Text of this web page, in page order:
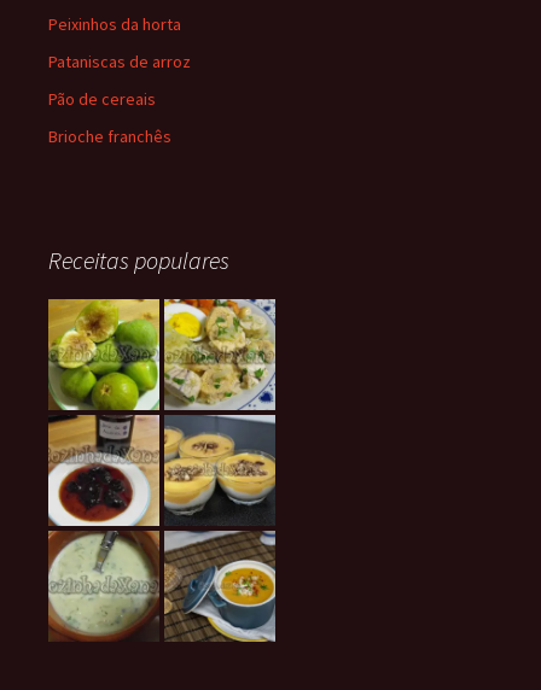
Peixinhos da horta
Pataniscas de arroz
Pão de cereais
Brioche franchês
Receitas populares